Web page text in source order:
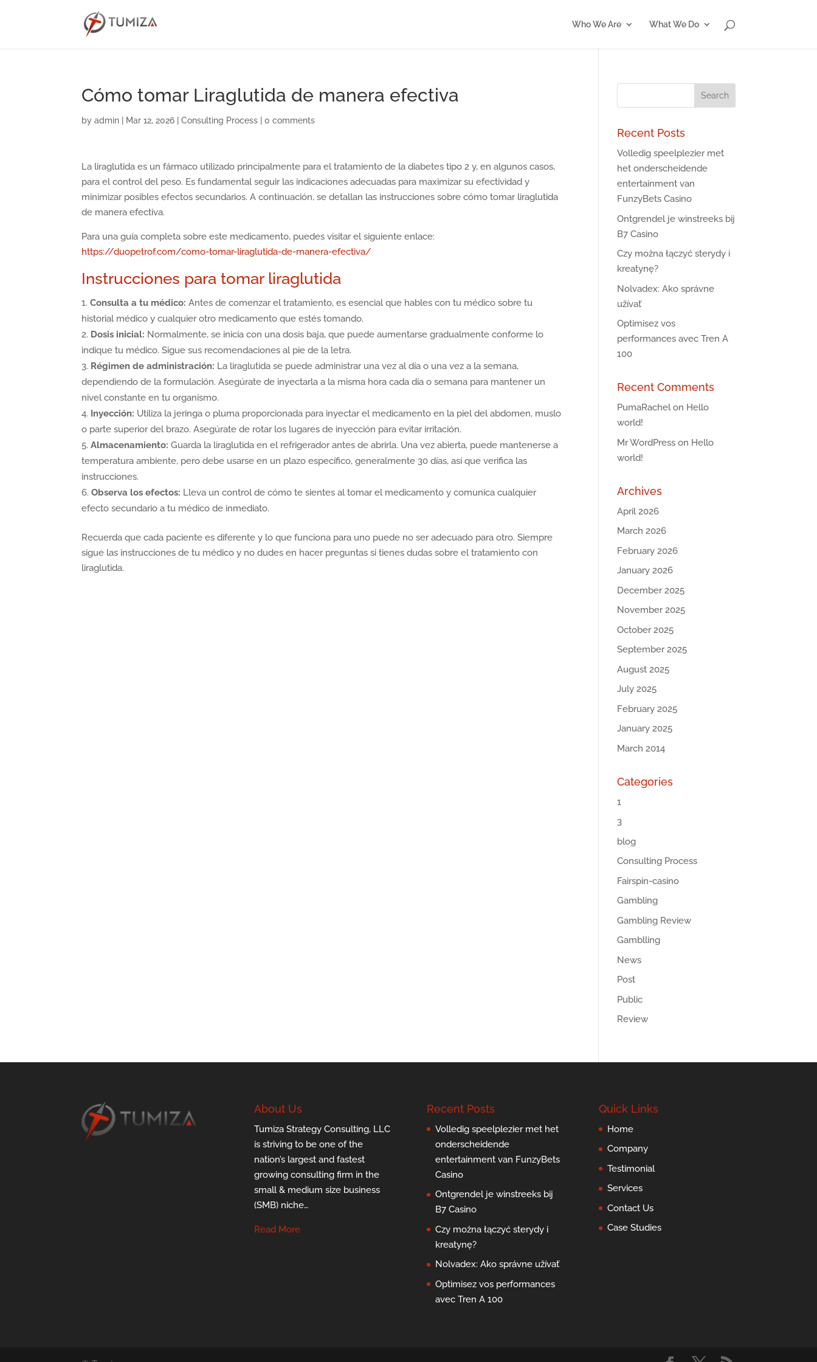
Who We Are What We Do
Cómo tomar Liraglutida de manera efectiva
byadmin Mar 12, 2026 |Consulting Process |0 comments
La liraglutida es un fármaco utilizado principalmente para el tratamiento de la diabetes tipo 2 y, en algunos casos,
para el control del peso. Es fundamental seguir las indicaciones adecuadas para maximizar su efectividad y
minimizar posibles efectos secundarios. A continuación, se detallan las instrucciones sobre cómo tomar liraglutida
de manera efectiva.
Para una guía completa sobre este medicamento, puedes visitar el siguiente enlace:
https://duopetrof.com/como-tomar-liraglutida-de-manera-efectiva/
Instrucciones para tomar liraglutida
Consulta a tu médico: Antes de comenzar el tratamiento, es esencial que hables con tu médico sobre tu
historial médico y cualquier otro medicamento que estés tomando.
Dosis inicial: Normalmente, se inicia con una dosis baja, que puede aumentarse gradualmente conforme lo
indique tu médico. Sigue sus recomendaciones al pie de la letra.
Régimen de administración: La liraglutida se puede administrar una vez al día o una vez a la semana,
dependiendo de la formulación. Asegúrate de inyectarla a la misma hora cada día o semana para mantener un
nivel constante en tu organismo.
Inyección: Utiliza la jeringa o pluma proporcionada para inyectar el medicamento en la piel del abdomen, muslo
o parte superior del brazo. Asegúrate de rotar los lugares de inyección para evitar irritación.
Almacenamiento: Guarda la liraglutida en el refrigerador antes de abrirla. Una vez abierta, puede mantenerse a
temperatura ambiente, pero debe usarse en un plazo específico, generalmente 30 días, así que verifica las
instrucciones.
Observa los efectos: Lleva un control de cómo te sientes al tomar el medicamento y comunica cualquier
efecto secundario a tu médico de inmediato.
Recuerda que cada paciente es diferente y lo que funciona para uno puede no ser adecuado para otro. Siempre
sigue las instrucciones de tu médico y no dudes en hacer preguntas si tienes dudas sobre el tratamiento con
liraglutida.
Recent Posts
Volledig speelplezier met
het onderscheidende
entertainment van
FunzyBets Casino
Ontgrendel je winstreeks bij
B7 Casino
Czy można łączyć sterydy i
kreatynę?
Nolvadex: Ako správne
užívať
Optimisez vos
performances avec Tren A
100
Recent Comments
PumaRachelon Hello
world!
Mr WordPress on Hello
world!
Archives
April 2026
March 2026
February 2026
January 2026
December 2025
November 2025
October 2025
September 2025
August 2025
July 2025
February 2025
January 2025
March 2014
Categories
1
3
blog
Consulting Process
Fairspin-casino
Gambling
Gambling Review
Gamblling
News
Post
Public
Review
About Us
Tumiza Strategy Consulting, LLC
is striving to be one of the
nation’s largest and fastest
growing consulting firm in the
small & medium size business
(SMB) niche…
Read More
Recent Posts
Volledig speelplezier met het
onderscheidende
entertainment van FunzyBets
Casino
Ontgrendel je winstreeks bij
B7 Casino
Czy można łączyć sterydy i
kreatynę?
Nolvadex: Ako správne užívať
Optimisez vos performances
avec Tren A 100
Quick Links
Home
Company
Testimonial
Services
Contact Us
Case Studies